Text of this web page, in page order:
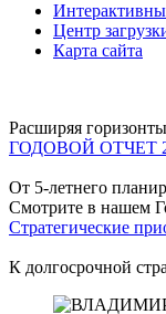
Центр
Карта сайта
Расширяя
ГОДОВОЙ ОТЧЕТ
От 5-летнего
Смотрите в нашем
Стратегические
К долгосрочной